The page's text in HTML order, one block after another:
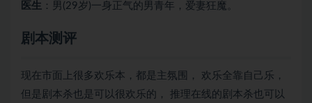
医生 ：男(29岁)一身正气的男青年，爱妻狂魔。
剧本测评
现在市面上很多欢乐本，都是主氛围， 欢乐全靠自己乐，
但是 剧本杀 也是可以很欢乐的， 推理在线的剧本杀也可以